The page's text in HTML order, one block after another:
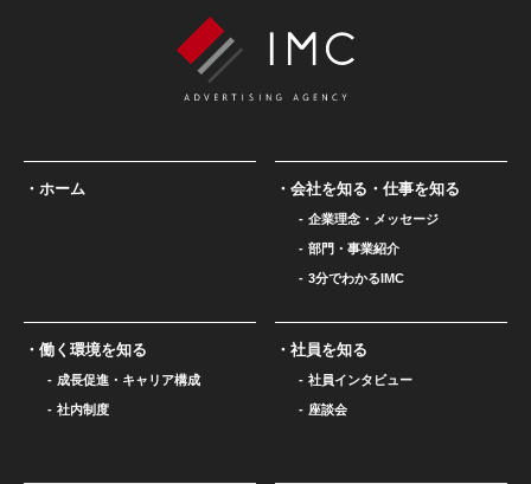
ホーム 会社を知る・仕事を知る
企業理念・メッセージ
部門・事業紹介
3分でわかるIMC
働く環境を知る
成長促進・キャリア構成
社内制度
社員を知る
社員インタビュー
座談会